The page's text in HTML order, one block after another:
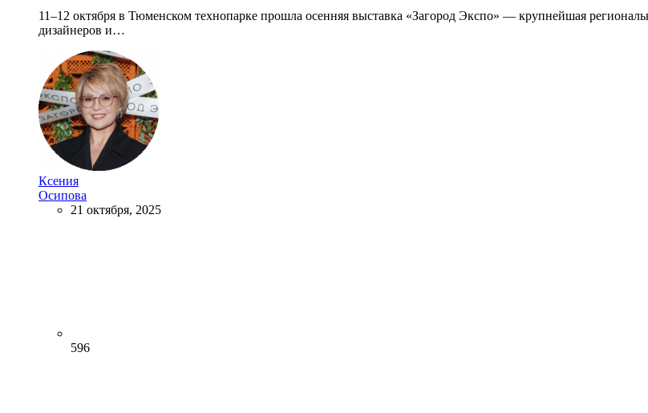
11–12 октября в Тюменском технопарке прошла осенняя выставка «Загород Экспо» — крупнейшая
дизайнеров и…
Ксения
Осипова
21 октября, 2025
596